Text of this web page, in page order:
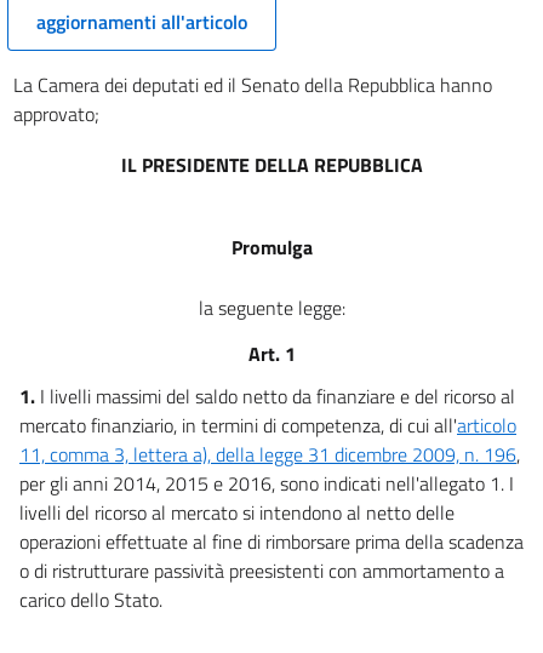
Allegato 3
Allegato 4
Prospetto di copertura
Bilancio dello Stato
Bilancio dello Stato
Tabelle
Tabella A
Tabella B
Tabella C
aggiornamenti all'articolo
La Camera dei deputati ed il Senato della Repubblica hanno
approvato;
IL PRESIDENTE DELLA REPUBBLICA
Promulga
la seguente legge:
Art. 1
1. I livelli massimi del saldo netto da finanziare e del ricorso al
mercato finanziario, in termini di competenza, di cui all'articolo
11, comma 3, lettera a), della legge 31 dicembre 2009, n. 196,
per gli anni 2014, 2015 e 2016, sono indicati nell'allegato 1. I
livelli del ricorso al mercato si intendono al netto delle
operazioni effettuate al fine di rimborsare prima della scadenza
o di ristrutturare passività preesistenti con ammortamento a
carico dello Stato.